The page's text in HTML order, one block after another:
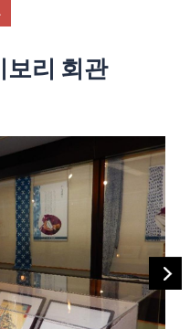
보리 회관